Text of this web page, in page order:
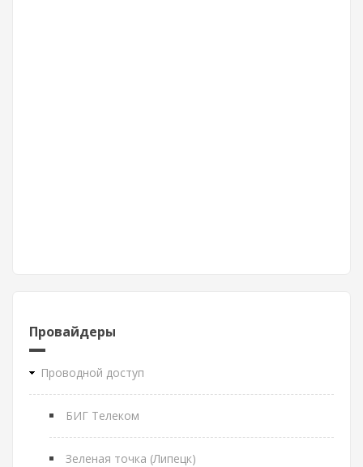
Провайдеры
Проводной доступ
БИГ Телеком
Зеленая точка (Липецк)